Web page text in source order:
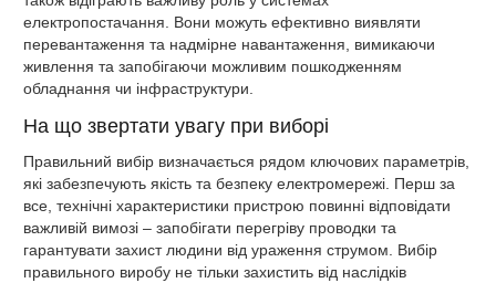
електропостачання. Вони можуть ефективно виявляти
перевантаження та надмірне навантаження, вимикаючи
живлення та запобігаючи можливим пошкодженням
обладнання чи інфраструктури.
На що звертати увагу при виборі
Правильний вибір визначається рядом ключових параметрів,
які забезпечують якість та безпеку електромережі. Перш за
все, технічні характеристики пристрою повинні відповідати
важливій вимозі – запобігати перегріву проводки та
гарантувати захист людини від ураження струмом. Вибір
правильного виробу не тільки захистить від наслідків